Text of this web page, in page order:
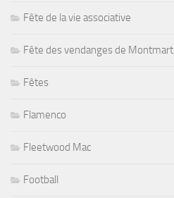
Fête de la vie associative
Fête des vendanges de
Fêtes
Flamenco
Fleetwood Mac
Football